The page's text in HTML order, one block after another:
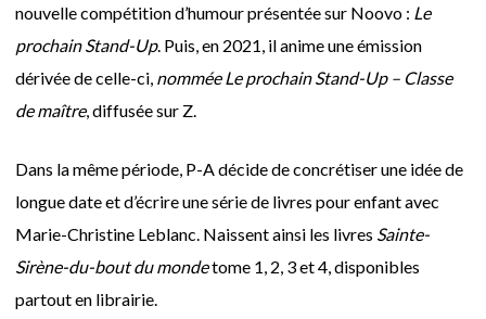
nouvelle compétition d’humour présentée sur Noovo : Le
prochain Stand-Up. Puis, en 2021, il anime une émission
dérivée de celle-ci, nommée Le prochain Stand-Up – Classe
de maître, diffusée sur Z.
Dans la même période, P-A décide de concrétiser une idée de
longue date et d’écrire une série de livres pour enfant avec
Marie-Christine Leblanc. Naissent ainsi les livres Sainte-
Sirène-du-bout du mondetome 1, 2, 3 et 4, disponibles
partout en librairie.